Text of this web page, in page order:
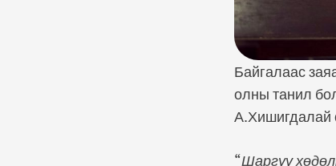
Байгалаас
олны танил
А.Хишигдалай
“Шаргуу